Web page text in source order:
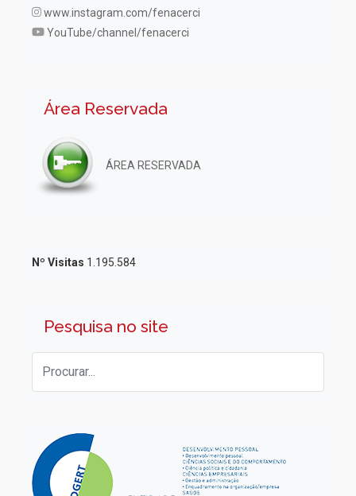
www.instagram.com/fenacerci
YouTube/channel/fenacerci
Área Reservada
ÁREA RESERVADA
Nº Visitas 1.195.584
Pesquisa no site